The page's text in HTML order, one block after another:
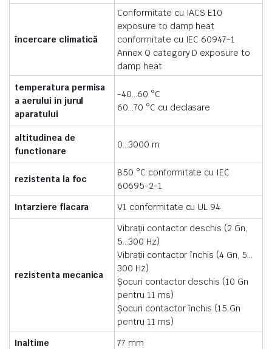
încercare climatică
Conformitate cu IACS E10
exposure to damp heat
conformitate cu IEC 60947-1
Annex Q category D exposure to
damp heat
temperatura permisa
a aerului in jurul
aparatului
-40…60 °C
60…70 °C cu declasare
altitudinea de
functionare
0…3000 m
rezistenta la foc
850 °C conformitate cu IEC
60695-2-1
Intarziere flacara
V1 conformitate cu UL 94
rezistenta mecanica
Vibraţii contactor deschis (2 Gn,
5…300 Hz)
Vibraţii contactor închis (4 Gn, 5…
300 Hz)
Şocuri contactor deschis (10 Gn
pentru 11 ms)
Şocuri contactor închis (15 Gn
pentru 11 ms)
Inaltime
77 mm